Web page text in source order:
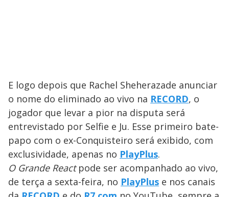
E logo depois que Rachel Sheherazade anunciar
o nome do eliminado ao vivo na RECORD, o
jogador que levar a pior na disputa será
entrevistado por Selfie e Ju. Esse primeiro bate-
papo com o ex-Conquisteiro será exibido, com
exclusividade, apenas no PlayPlus.
O Grande React pode ser acompanhado ao vivo,
de terça a sexta-feira, no PlayPlus e nos canais